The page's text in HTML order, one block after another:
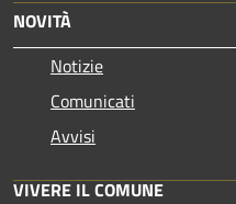
NOVITÀ
Notizie
Comunicati
Avvisi
VIVERE IL COMUNE